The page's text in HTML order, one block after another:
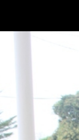
2015